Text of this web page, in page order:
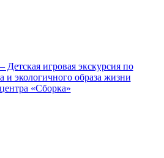
Детская игровая экскурсия по
экологичного образа жизни
«Сборка»